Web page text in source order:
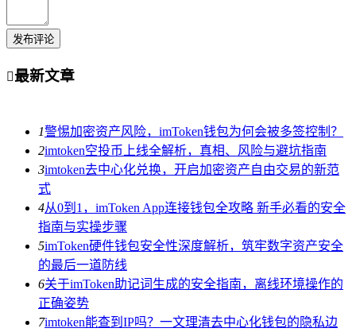
发布评论
最新文章
1警惕加密资产风险，imToken钱包为何会被多签控制？
2imtoken空投币上线全解析，真相、风险与避坑指南
3imtoken去中心化兑换，开启加密资产自由交易的新范
式
4从0到1，imToken App连接钱包全攻略 新手必看的安全
指南与实操步骤
5imToken硬件钱包安全性深度解析，筑牢数字资产安全
的最后一道防线
6关于imToken助记词生成的安全指南，离线环境操作的
正确姿势
7imtoken能查到IP吗？一文理清去中心化钱包的隐私边